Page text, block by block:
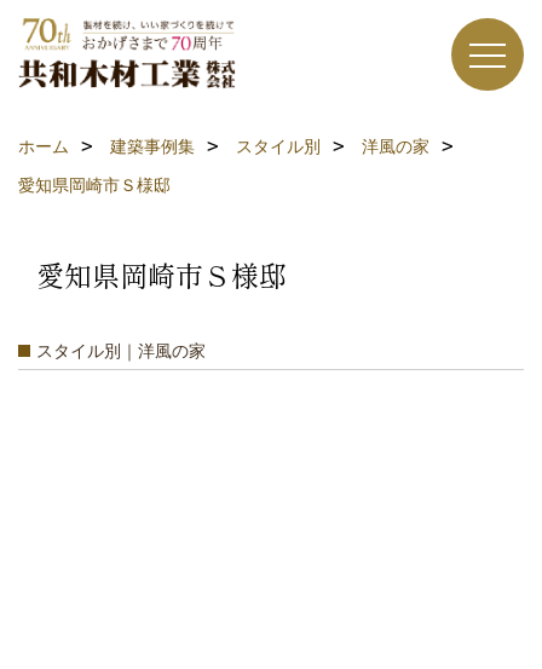
ホーム 建築事例集 スタイル別
洋風の家
愛知県岡崎市Ｓ様邸
愛知県岡崎市Ｓ様邸
スタイル別｜洋風の家